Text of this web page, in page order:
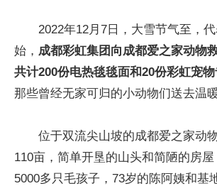
2022年12月7日，大雪节气至，
始， 成都彩虹集团向成都爱之家动物
共计200份电热毯毯面和20份彩虹宠物
那些曾经无家可归的小动物们送去温暖
位于双流尖山坡的成都爱之家动
110亩，简单开垦的山头和简陋的房
5000多只毛孩子，73岁的陈阿姨和基